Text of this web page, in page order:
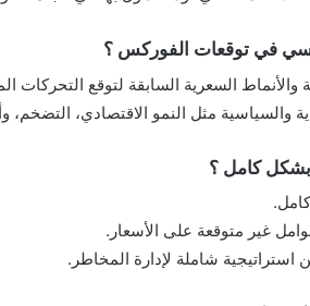
في توقعات الفوركس ؟
السعرية السابقة لتوقع التحركات
مثل النمو الاقتصادي، التضخم،
كامل ؟
غير متوقعة على الأسعار.
شاملة لإدارة المخاطر.